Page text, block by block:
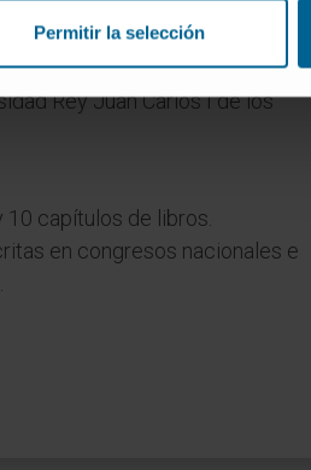
Permitir la selección
Colaboradora Honorífica, del
Rey Juan Carlos I de los
capítulos de libros.
en congresos nacionales e